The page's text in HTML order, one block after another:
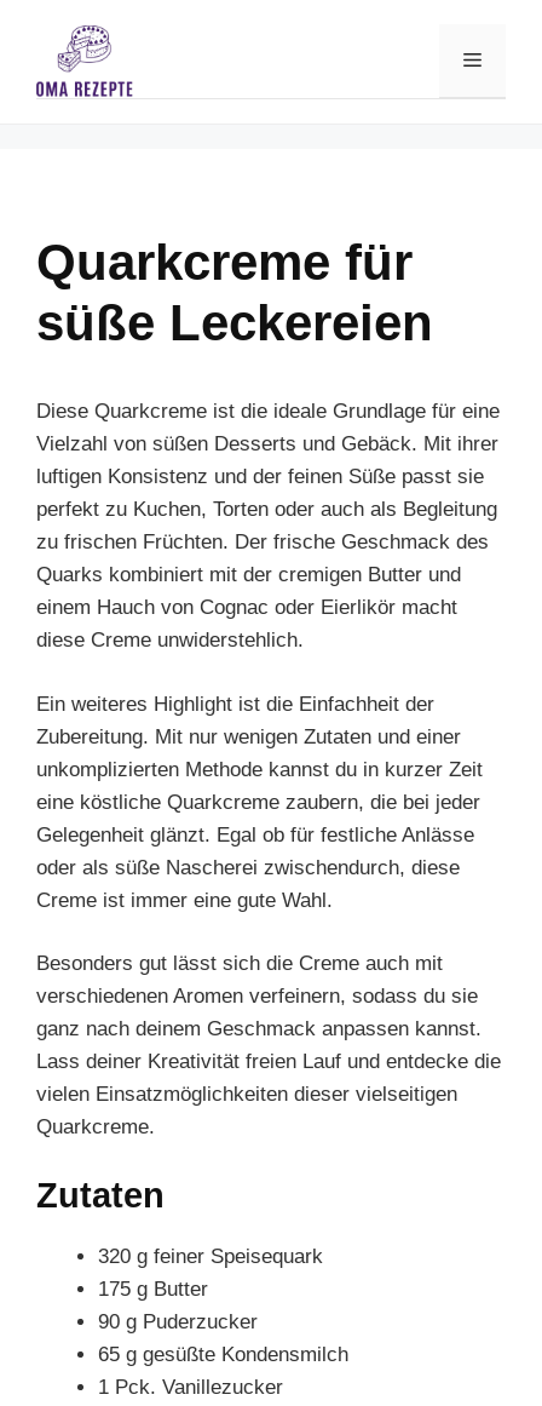
content
Menu
Quarkcreme für
süße Leckereien
Diese Quarkcreme ist die ideale Grundlage für eine
Vielzahl von süßen Desserts und Gebäck. Mit ihrer
luftigen Konsistenz und der feinen Süße passt sie
perfekt zu Kuchen, Torten oder auch als Begleitung
zu frischen Früchten. Der frische Geschmack des
Quarks kombiniert mit der cremigen Butter und
einem Hauch von Cognac oder Eierlikör macht
diese Creme unwiderstehlich.
Ein weiteres Highlight ist die Einfachheit der
Zubereitung. Mit nur wenigen Zutaten und einer
unkomplizierten Methode kannst du in kurzer Zeit
eine köstliche Quarkcreme zaubern, die bei jeder
Gelegenheit glänzt. Egal ob für festliche Anlässe
oder als süße Nascherei zwischendurch, diese
Creme ist immer eine gute Wahl.
Besonders gut lässt sich die Creme auch mit
verschiedenen Aromen verfeinern, sodass du sie
ganz nach deinem Geschmack anpassen kannst.
Lass deiner Kreativität freien Lauf und entdecke die
vielen Einsatzmöglichkeiten dieser vielseitigen
Quarkcreme.
Zutaten
320 g feiner Speisequark
175 g Butter
90 g Puderzucker
65 g gesüßte Kondensmilch
1 Pck. Vanillezucker